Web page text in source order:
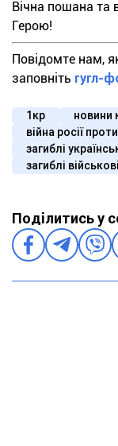
Вічна пошана та
Герою!
Повідомте нам,
заповніть гугл-
1кр
новини
війна росії
загиблі
загиблі
Поділитись у